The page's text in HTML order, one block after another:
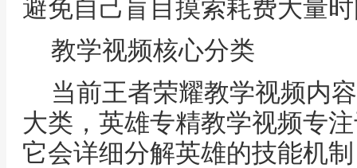
避免自己盲目摸索耗费大量
教学视频核心分类
当前王者荣耀教学视频内
大类，英雄专精教学视频专
它会详细分解英雄的技能机